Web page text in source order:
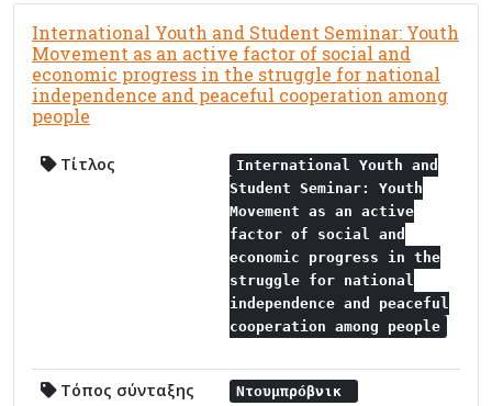
International Youth and Student Seminar: Youth
Movement as an active factor of social and
economic progress in the struggle for national
independence and peaceful cooperation among
people
Τίτλος
International Youth and
Student Seminar: Youth
Movement as an active
factor of social and
economic progress in the
struggle for national
independence and peaceful
cooperation among people
Τόπος σύνταξης Ντουμπρόβνικ